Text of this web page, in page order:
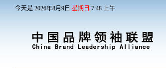
今天是 2026年8月 9日 星期日 7:48上午